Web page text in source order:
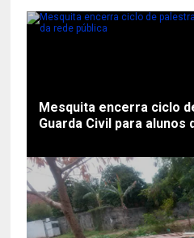
Mesquita encerra ciclo
Guarda Civil para alunos